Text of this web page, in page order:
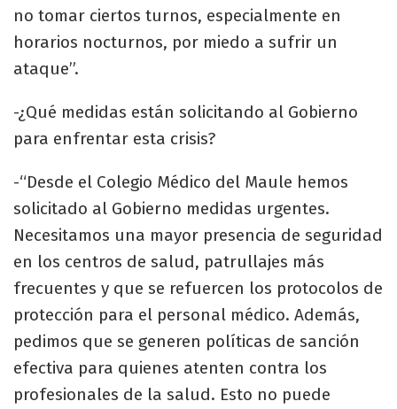
no tomar ciertos turnos, especialmente en
horarios nocturnos, por miedo a sufrir un
ataque”.
-¿Qué medidas están solicitando al Gobierno
para enfrentar esta crisis?
-“Desde el Colegio Médico del Maule hemos
solicitado al Gobierno medidas urgentes.
Necesitamos una mayor presencia de seguridad
en los centros de salud, patrullajes más
frecuentes y que se refuercen los protocolos de
protección para el personal médico. Además,
pedimos que se generen políticas de sanción
efectiva para quienes atenten contra los
profesionales de la salud. Esto no puede